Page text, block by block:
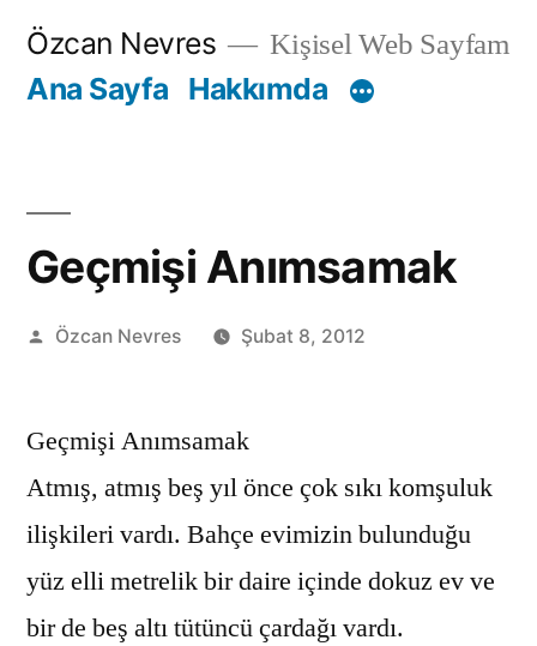
İçeriğe
Özcan Nevres Kişisel Web Sayfam
Ana Sayfa Hakkımda
Geçmişi Anımsamak
Gönderen:
Özcan Nevres Şubat 8, 2012
Geçmişi Anımsamak
Atmış, atmış beş yıl önce çok sıkı komşuluk
ilişkileri vardı. Bahçe evimizin bulunduğu
yüz elli metrelik bir daire içinde dokuz ev ve
bir de beş altı tütüncü çardağı vardı.